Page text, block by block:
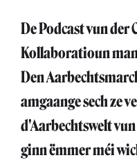
De Podcast vun der
Kollaboratioun
Den
amgaange sech ze
d'Aarbechtswelt
ginn ëmmer méi